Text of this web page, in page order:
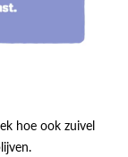
hoe ook zuivel